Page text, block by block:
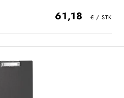
61,18